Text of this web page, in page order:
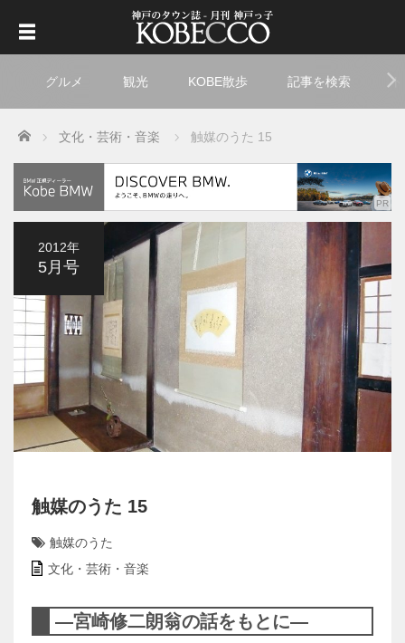
グルメ 観光 KOBE散歩 記事を検索
Home 文化・芸術・音楽 触媒のうた 15
2012年
5月号
触媒のうた 15
触媒のうた
文化・芸術・音楽
―宮崎修二朗翁の話をもとに―